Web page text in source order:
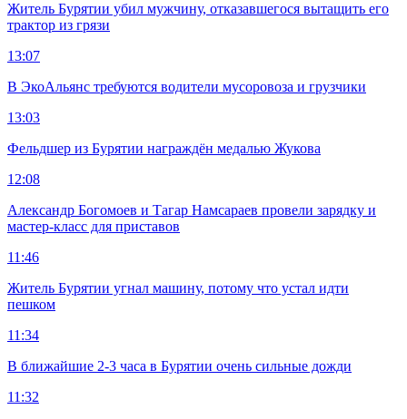
Житель Бурятии убил мужчину, отказавшегося вытащить его
трактор из грязи
13:07
В ЭкоАльянс требуются водители мусоровоза и грузчики
13:03
Фельдшер из Бурятии награждён медалью Жукова
12:08
Александр Богомоев и Тагар Намсараев провели зарядку и
мастер-класс для приставов
11:46
Житель Бурятии угнал машину, потому что устал идти
пешком
11:34
В ближайшие 2-3 часа в Бурятии очень сильные дожди
11:32